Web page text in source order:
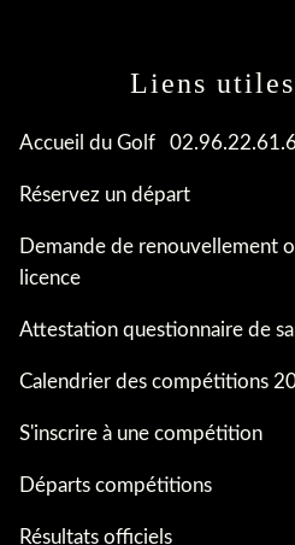
Liens utiles
Accueil du Golf
Réservez un départ
Demande de renouvellement
licence
Attestation questionnaire de
Calendrier des compétitions
S'inscrire à une compétition
Départs compétitions
Résultats officiels